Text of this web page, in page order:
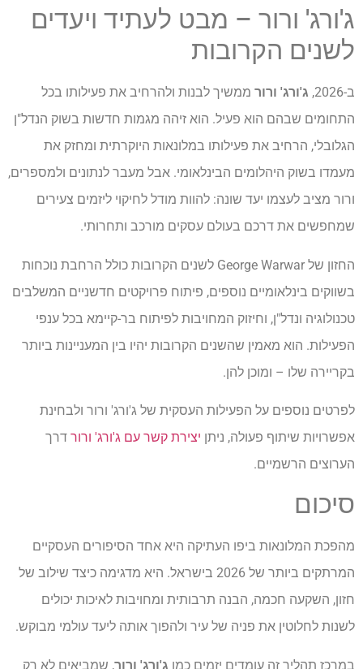
ג'ורג' ורור – מבט לעתיד ויעדים
לשנים הקרובות
ב-2026, ג'ורג' ורור ממשיך לבנות ולהרחיב את פעילותו בכל
התחומים שבהם הוא פעיל. הוא זיהה מגמות חדשות בשוק הנדל"ן
הגלובלי, הרחיב את פעילותו במלונאות היוקרתית ומחזק את
מעמדו בשוק היהלומים הבינלאומי. אבל מעבר לנתונים ולמספרים,
ורור מציב לעצמו יעד שונה: להוות מודל לחיקוי ליזמים צעירים
שמחפשים את דרכם בעולם עסקים מורכב ותחרותי.
החזון של George Warwar לשנים הקרובות כולל הרחבת נוכחות
בשווקים בינלאומיים נוספים, פיתוח פרויקטים חדשניים המשלבים
טכנולוגיה ונדל"ן, וחיזוק המחויבות לפיתוח בר-קיימא בכל ענפי
הפעילות. הוא מאמין שהשנים הקרובות יהיו בין המעניינות ביותר
בקריירה שלו – ומוכן להן.
לפרטים נוספים על הפעילות העסקית של ג'ורג' ורור ולבחינת
אפשרויות שיתוף פעולה, ניתן יצירת קשר עם ג'ורג' ורור דרך
הערוצים הרשמיים.
סיכום
מהפכת המלונאות ביפו העתיקה היא אחד הסיפורים העסקיים
המרתקים ביותר של 2026 בישראל. היא מדגימה כיצד שילוב של
חזון, השקעה חכמה, הבנה תרבותית ומחויבות לאיכות יכולים
לשנות לחלוטין את פניה של עיר ולהפוך אותה ליעד עולמי מבוקש.
במרכז תהליך זה עומדים יזמים כמו ג'ורג' ורור, שמביאים לא רק